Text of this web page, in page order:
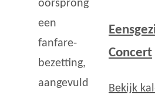
oorsprong
een
fanfare-
bezetting,
aangevuld
Concert
Bekijk